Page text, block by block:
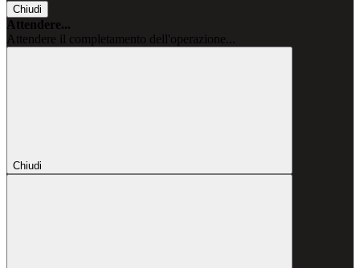
Chiudi
Attendere...
Attendere il completamento dell'operazione...
Chiudi